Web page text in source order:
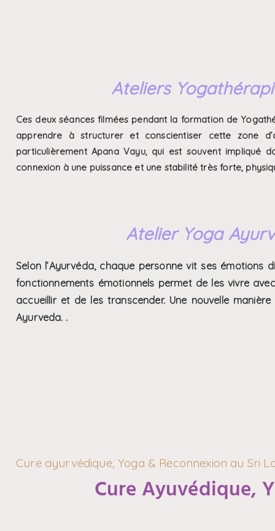
Ateliers Yogathérapie
Ces deux séances filmées pendant la formation de
apprendre à structurer et conscientiser cette zone
particulièrement Apana Vayu, qui est souvent impliqué
connexion à une puissance et une stabilité très forte,
Atelier Yoga
Selon l’Ayurvéda, chaque personne vit ses
fonctionnements émotionnels permet de les vivre
accueillir et de les transcender. Une nouvelle
Ayurveda. .
Cure ayurvédique, Yoga & Reconnexion au Sri
Cure Ayuvédique,